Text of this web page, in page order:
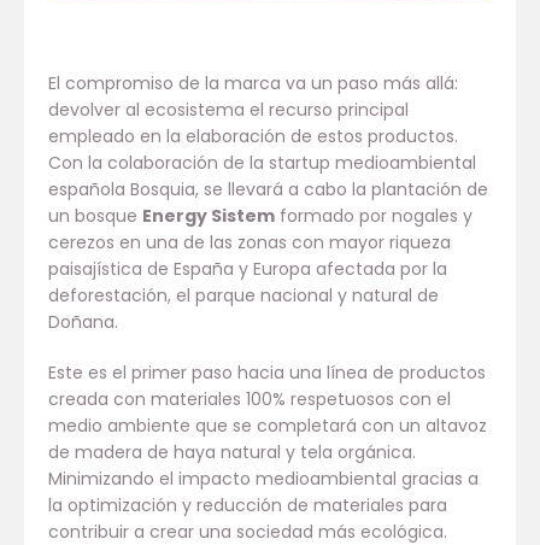
El compromiso de la marca va un paso más allá:
devolver al ecosistema el recurso principal
empleado en la elaboración de estos productos.
Con la colaboración de la startup medioambiental
española Bosquia, se llevará a cabo la plantación de
un bosque Energy Sistem formado por nogales y
cerezos en una de las zonas con mayor riqueza
paisajística de España y Europa afectada por la
deforestación, el parque nacional y natural de
Doñana.
Este es el primer paso hacia una línea de productos
creada con materiales 100% respetuosos con el
medio ambiente que se completará con un altavoz
de madera de haya natural y tela orgánica.
Minimizando el impacto medioambiental gracias a
la optimización y reducción de materiales para
contribuir a crear una sociedad más ecológica.